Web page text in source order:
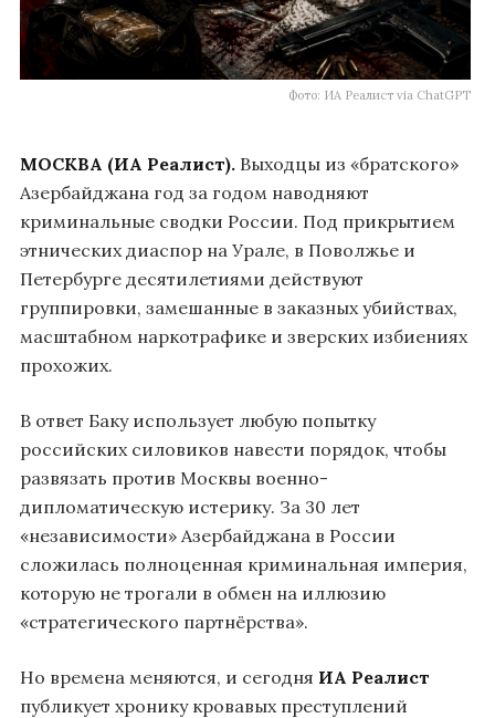
Фото: ИА Реалист via ChatGPT
МОСКВА (ИА Реалист). Выходцы из «братского»
Азербайджана год за годом наводняют
криминальные сводки России. Под прикрытием
этнических диаспор на Урале, в Поволжье и
Петербурге десятилетиями действуют
группировки, замешанные в заказных убийствах,
масштабном наркотрафике и зверских избиениях
прохожих.
В ответ Баку использует любую попытку
российских силовиков навести порядок, чтобы
развязать против Москвы военно-
дипломатическую истерику. За 30 лет
«независимости» Азербайджана в России
сложилась полноценная криминальная империя,
которую не трогали в обмен на иллюзию
«стратегического партнёрства».
Но времена меняются, и сегодня ИА Реалист
публикует хронику кровавых преступлений